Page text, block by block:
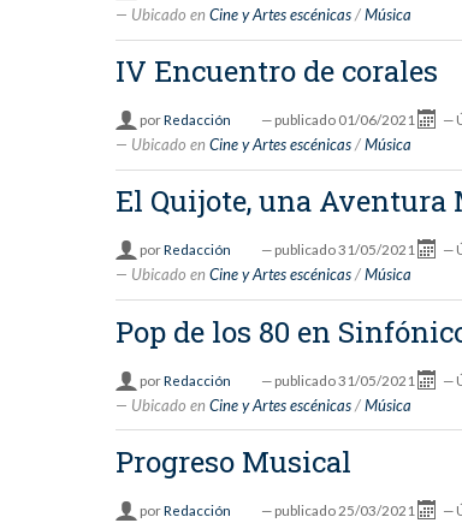
Ubicado en Cine y Artes escénicas /Música
IV Encuentro de corales
porRedacción — publicado01/06/2021 —
Ubicado en Cine y Artes escénicas /Música
El Quijote, una Aventura
porRedacción — publicado31/05/2021 —
Ubicado en Cine y Artes escénicas /Música
Pop de los 80 en
porRedacción — publicado31/05/2021 —
Ubicado en Cine y Artes escénicas /Música
Progreso Musical
porRedacción — publicado25/03/2021 —